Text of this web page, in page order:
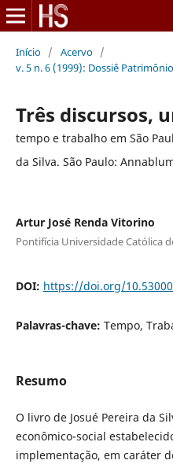
Início / Acervo /
v. 5 n. 6 (1999): Dossiê
Três discursos,
tempo e trabalho em São
da Silva. São Paulo:
Artur José Renda Vitorino
Pontifícia Universidade Católica
DOI: https://doi.org/
Palavras-chave: Tempo,
Resumo
O livro de Josué Pereira da
econômico-social
implementação, em caráter